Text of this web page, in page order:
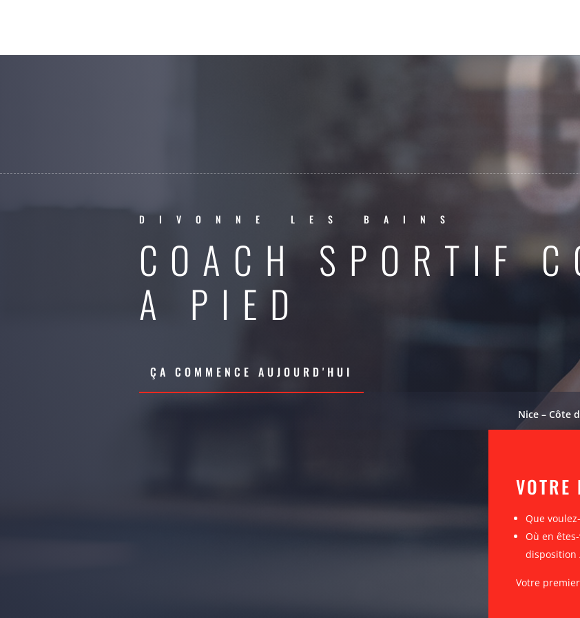
DIVONNE LES BAINS
COACH SPORTIF
A PIED
ÇA COMMENCE AUJOURD'HUI
Nice – Côte
Que
Où en
disposition
Votre